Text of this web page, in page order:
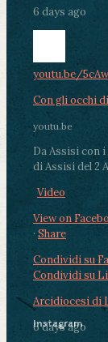
6 days ago
youtu.be/
Con gli occhi
youtu.be
Da Assisi con
di Assisi del 2
Video
View on
· Share
Condividi su
Condividi su
Arcidiocesi di
6 days ago
Instagram